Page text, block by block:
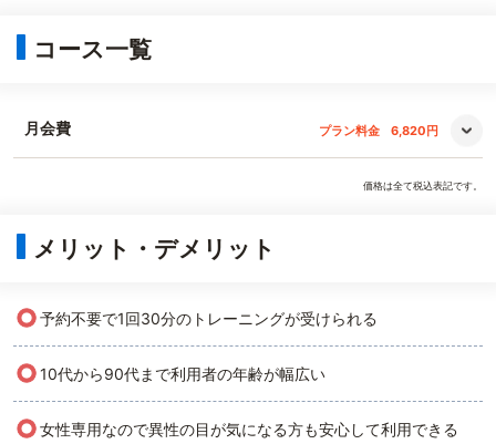
コース一覧
月会費 プラン料金 6,820円
価格は全て税込表記です。
メリット・デメリット
○予約不要で1回30分のトレーニングが受けられる
○10代から90代まで利用者の年齢が幅広い
○女性専用なので異性の目が気になる方も安心して利用できる